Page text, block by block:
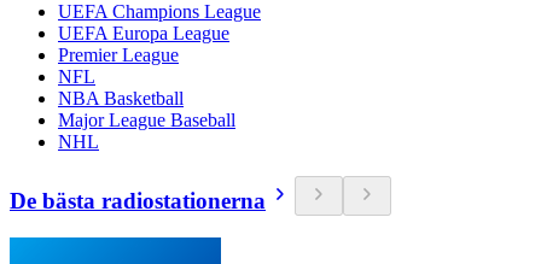
UEFA Champions League
UEFA Europa League
Premier League
NFL
NBA Basketball
Major League Baseball
NHL
De bästa radiostationerna